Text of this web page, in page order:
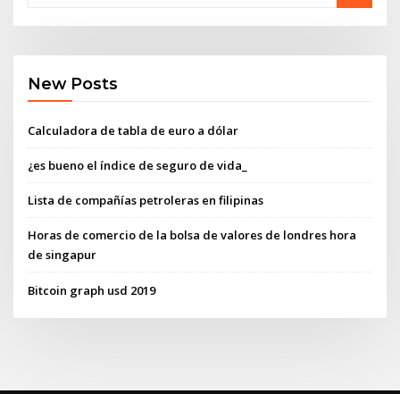
New Posts
Calculadora de tabla de euro a dólar
¿es bueno el índice de seguro de vida_
Lista de compañías petroleras en filipinas
Horas de comercio de la bolsa de valores de londres hora
de singapur
Bitcoin graph usd 2019